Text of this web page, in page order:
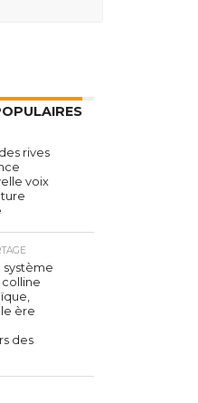
rives
voix
système
colline
ère
des